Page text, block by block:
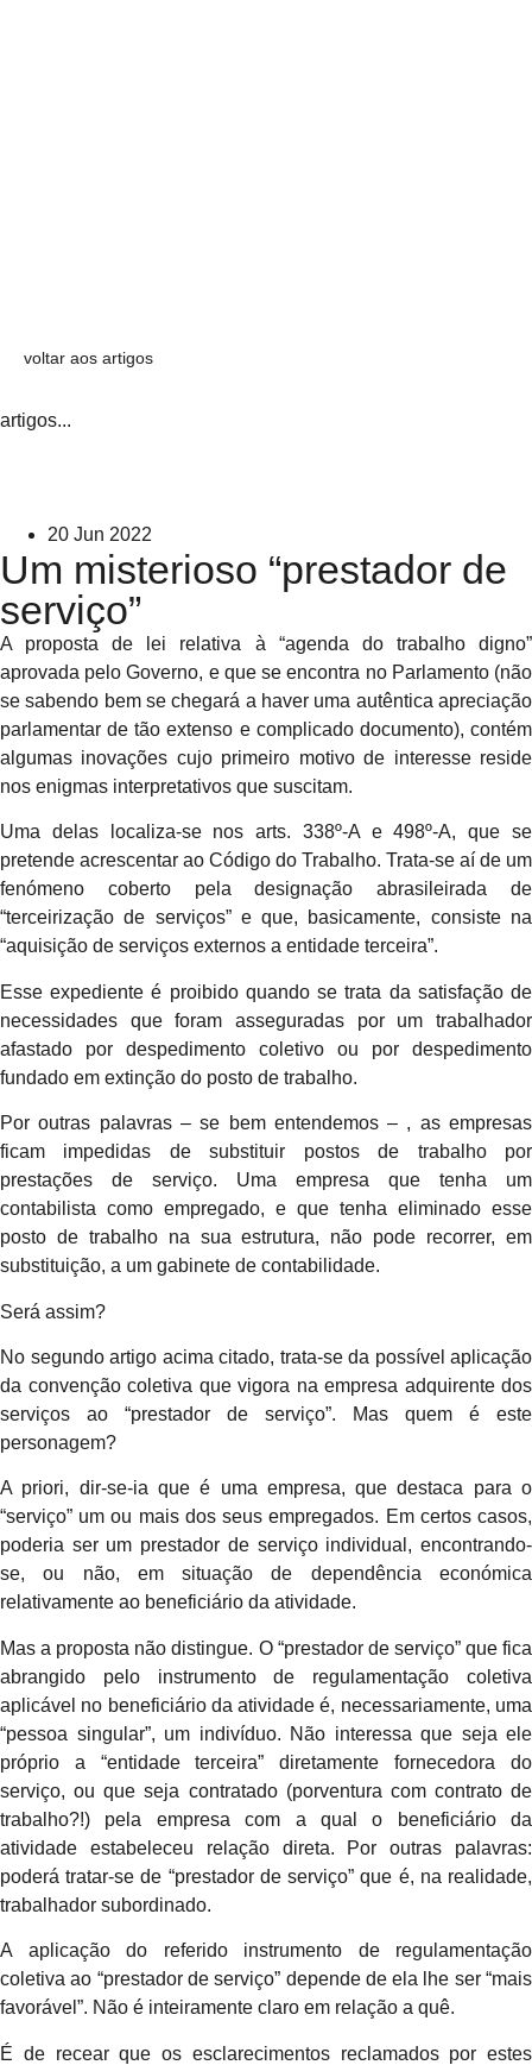
voltar aos artigos
artigos...
20 Jun 2022
Um misterioso “prestador de
serviço”
A proposta de lei relativa à “agenda do trabalho digno”
aprovada pelo Governo, e que se encontra no Parlamento (não
se sabendo bem se chegará a haver uma autêntica apreciação
parlamentar de tão extenso e complicado documento), contém
algumas inovações cujo primeiro motivo de interesse reside
nos enigmas interpretativos que suscitam.
Uma delas localiza-se nos arts. 338º-A e 498º-A, que se
pretende acrescentar ao Código do Trabalho. Trata-se aí de um
fenómeno coberto pela designação abrasileirada de
“terceirização de serviços” e que, basicamente, consiste na
“aquisição de serviços externos a entidade terceira”.
Esse expediente é proibido quando se trata da satisfação de
necessidades que foram asseguradas por um trabalhador
afastado por despedimento coletivo ou por despedimento
fundado em extinção do posto de trabalho.
Por outras palavras – se bem entendemos – , as empresas
ficam impedidas de substituir postos de trabalho por
prestações de serviço. Uma empresa que tenha um
contabilista como empregado, e que tenha eliminado esse
posto de trabalho na sua estrutura, não pode recorrer, em
substituição, a um gabinete de contabilidade.
Será assim?
No segundo artigo acima citado, trata-se da possível aplicação
da convenção coletiva que vigora na empresa adquirente dos
serviços ao “prestador de serviço”. Mas quem é este
personagem?
A priori, dir-se-ia que é uma empresa, que destaca para o
“serviço” um ou mais dos seus empregados. Em certos casos,
poderia ser um prestador de serviço individual, encontrando-
se, ou não, em situação de dependência económica
relativamente ao beneficiário da atividade.
Mas a proposta não distingue. O “prestador de serviço” que fica
abrangido pelo instrumento de regulamentação coletiva
aplicável no beneficiário da atividade é, necessariamente, uma
“pessoa singular”, um indivíduo. Não interessa que seja ele
próprio a “entidade terceira” diretamente fornecedora do
serviço, ou que seja contratado (porventura com contrato de
trabalho?!) pela empresa com a qual o beneficiário da
atividade estabeleceu relação direta. Por outras palavras:
poderá tratar-se de “prestador de serviço” que é, na realidade,
trabalhador subordinado.
A aplicação do referido instrumento de regulamentação
coletiva ao “prestador de serviço” depende de ela lhe ser “mais
favorável”. Não é inteiramente claro em relação a quê.
É de recear que os esclarecimentos reclamados por estes